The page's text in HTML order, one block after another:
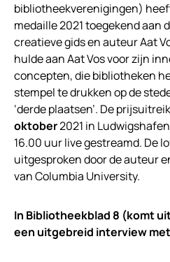
bibliotheekverenigingen)
medaille 2021 toegekend aan
creatieve gids en auteur Aat
hulde aan Aat Vos voor zijn
concepten, die bibliotheken
stempel te drukken op de
‘derde plaatsen’. De
oktober2021 in
16.00 uur live gestreamd. De
uitgesproken door de auteur
van Columbia University.
In Bibliotheekblad 8 (komt
een uitgebreid interview